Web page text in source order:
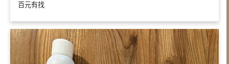
百元有找